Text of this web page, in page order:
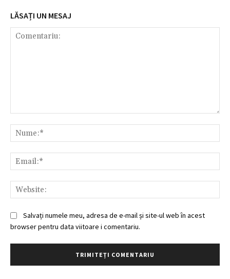
LĂSAȚI UN MESAJ
Salvați numele meu, adresa de e-mail și site-ul web în acest
browser pentru data viitoare i comentariu.